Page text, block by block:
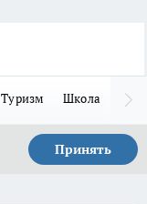
Туризм Школа
Принять